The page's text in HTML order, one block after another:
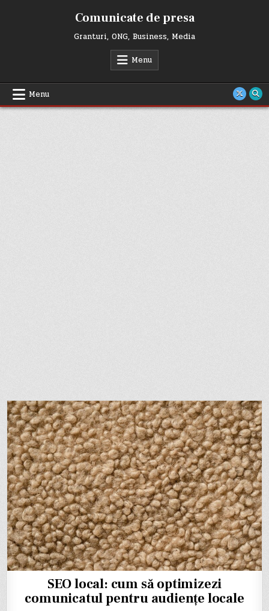
Comunicate de presa
Granturi, ONG, Business, Media
Menu
Menu
SEO local: cum să optimizezi
comunicatul pentru audiențe locale